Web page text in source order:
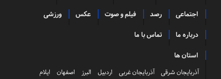
اجتماعی رصد فیلم و صوت عکس ورزشی
درباره ما تماس با ما
استان ها
آذربایجان شرقی آذربایجان غربی اردبیل البرز اصفهان
ایلام